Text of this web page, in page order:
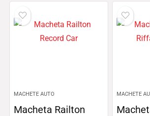
MACHETE AUTO
Macheta Railton
MACHETE